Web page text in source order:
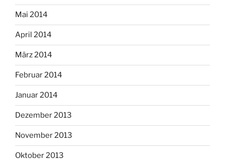
Mai 2014
April 2014
März 2014
Februar 2014
Januar 2014
Dezember 2013
November 2013
Oktober 2013